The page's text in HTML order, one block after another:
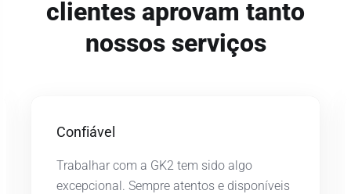
clientes aprovam tanto
nossos serviços
Confiável
Trabalhar com a GK2 tem sido algo
excepcional. Sempre atentos e disponíveis